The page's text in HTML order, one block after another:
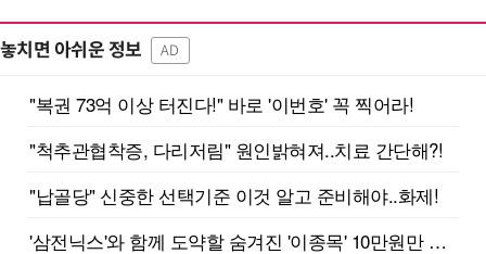
놓치면 아쉬운 정보 AD